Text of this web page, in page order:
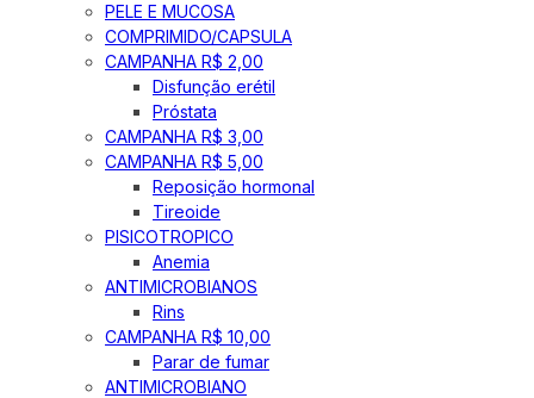
PELE E MUCOSA
COMPRIMIDO/CAPSULA
CAMPANHA R$ 2,00
Disfunção erétil
Próstata
CAMPANHA R$ 3,00
CAMPANHA R$ 5,00
Reposição hormonal
Tireoide
PISICOTROPICO
Anemia
ANTIMICROBIANOS
Rins
CAMPANHA R$ 10,00
Parar de fumar
ANTIMICROBIANO